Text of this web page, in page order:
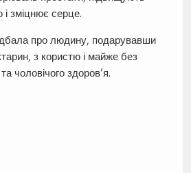
зміцнює серце.
про людину, подарувавши
з користю і майже без
чоловічого здоров’я.